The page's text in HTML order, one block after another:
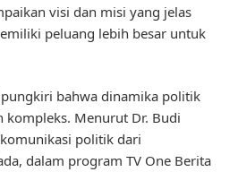
visi dan misi yang jelas
peluang lebih besar untuk
bahwa dinamika politik
kompleks. Menurut Dr. Budi
politik dari
dalam program TV One Berita